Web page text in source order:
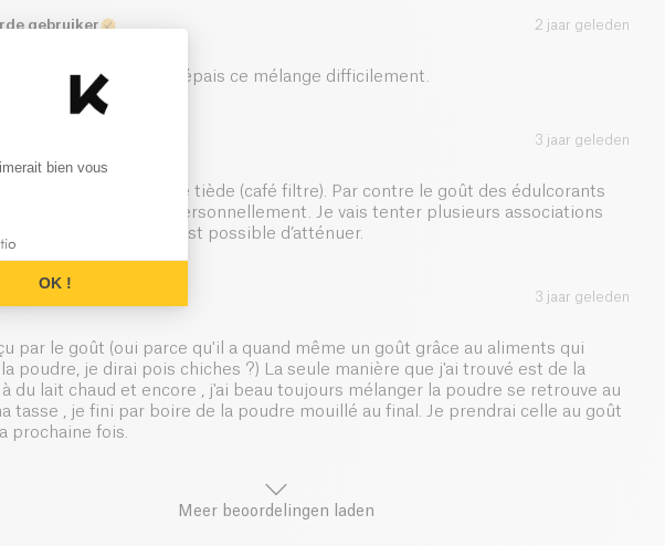
gebruiker 2 jaar geleden
de chocolat....et très épais ce mélange difficilement.
gebruiker 3 jaar geleden
dans un liquide tiède (café filtre). Par contre le goût des édulcorants
Cela me gêne personnellement. Je vais tenter plusieurs associations
chaudes pour voir si c’est possible d’atténuer.
3 jaar geleden
par le goût (oui parce qu'il a quand même un goût grâce au aliments qui
poudre, je dirai pois chiches ?) La seule manière que j'ai trouvé est de la
du lait chaud et encore , j'ai beau toujours mélanger la poudre se retrouve au
tasse , je fini par boire de la poudre mouillé au final. Je prendrai celle au goût
prochaine fois.
Meer beoordelingen laden
Platform: Personalize Your Options
bien vous
OK !